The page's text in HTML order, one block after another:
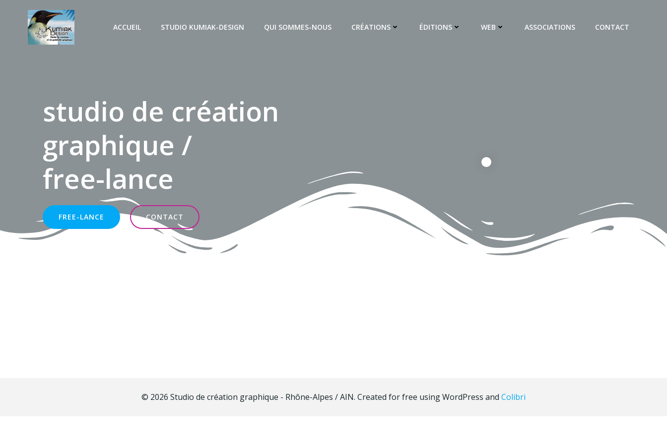
contenu
ACCUEIL STUDIO KUMIAK-DESIGN QUI SOMMES-NOUS CRÉATIONS ÉDITIONS WEB ASSOCIATIONS CONTACT
studio de création
graphique /
free-lance
FREE-LANCE CONTACT
© 2026 Studio de création graphique - Rhône-Alpes / AIN. Created for free using WordPress and Colibri